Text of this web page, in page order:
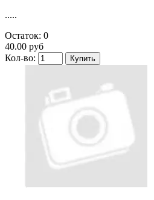
.....
Остаток: 0
40.00 руб
Кол-во: